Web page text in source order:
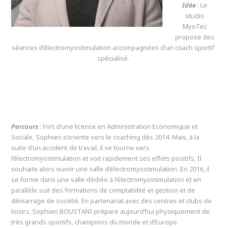
Idée : Le
studio
MyoTec
propose des
séances d’électromyostimulation accompagnées d’un coach sportif
spécialisé.
Parcours : Fort d’une licence en Administration Economique et
Sociale, Sophien s’oriente vers le coaching dès 2014. Mais, à la
suite d’un accident de travail, il se tourne vers
l’électromyostimulation et voit rapidement ses effets positifs. Il
souhaite alors ouvrir une salle d’électromyostimulation. En 2016, il
se forme dans une salle dédiée à l’électromyostimulation et en
parallèle suit des formations de comptabilité et gestion et de
démarrage de société. En partenariat avec des centres et clubs de
loisirs, Sophien BOUSTANI prépare aujourd’hui physiquement de
très grands sportifs, champions du monde et d’Europe.